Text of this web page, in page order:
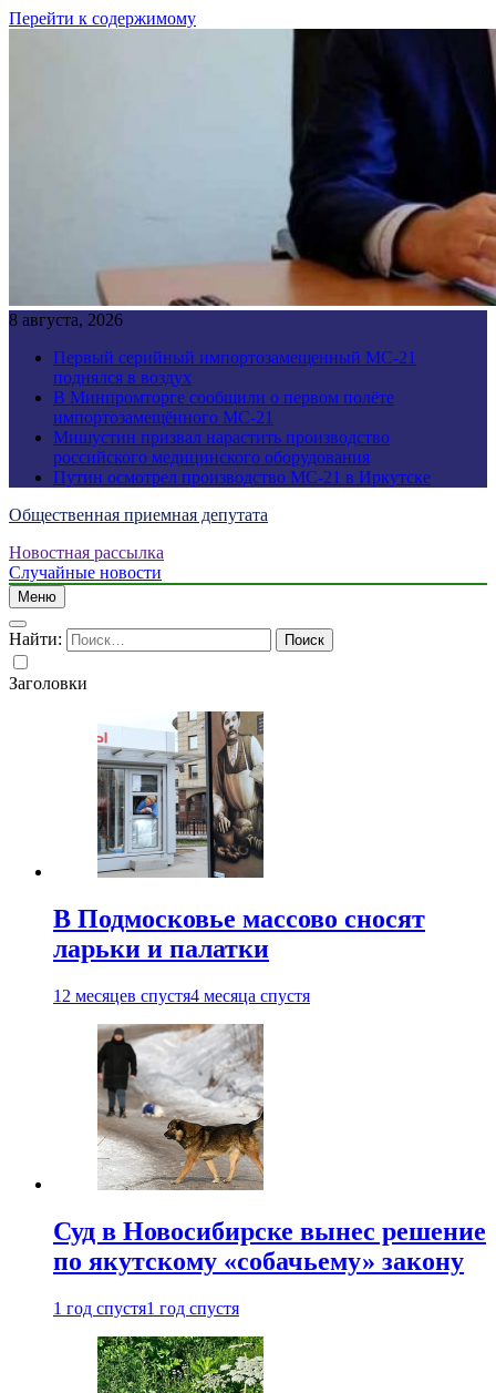
Перейти к содержимому
8 августа, 2026
Первый серийный импортозамещенный МС-21
поднялся в воздух
В Минпромторге сообщили о первом полёте
импортозамещённого МС-21
Мишустин призвал нарастить производство
российского медицинского оборудования
Путин осмотрел производство МС-21 в Иркутске
Общественная приемная депутата
Новостная рассылка
Случайные новости
Меню
Найти:
Заголовки
В Подмосковье массово сносят
ларьки и палатки
12 месяцев спустя4 месяца спустя
Суд в Новосибирске вынес решение
по якутскому «собачьему» закону
1 год спустя1 год спустя